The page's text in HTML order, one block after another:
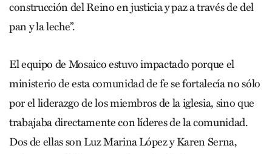
construcción del Reino en justicia y paz a través de del
pan y la leche”.
El equipo de Mosaico estuvo impactado porque el
ministerio de esta comunidad de fe se fortalecía no sólo
por el liderazgo de los miembros de la iglesia, sino que
trabajaba directamente con líderes de la comunidad.
Dos de ellas son Luz Marina López y Karen Serna,